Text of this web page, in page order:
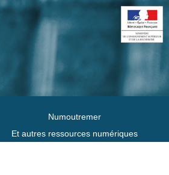
Numoutremer
Et autres ressources numériques